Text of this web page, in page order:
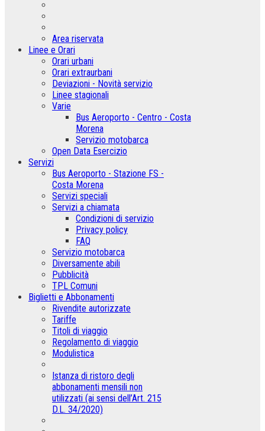
Area riservata
Linee e Orari
Orari urbani
Orari extraurbani
Deviazioni - Novità servizio
Linee stagionali
Varie
Bus Aeroporto - Centro - Costa
Morena
Servizio motobarca
Open Data Esercizio
Servizi
Bus Aeroporto - Stazione FS -
Costa Morena
Servizi speciali
Servizi a chiamata
Condizioni di servizio
Privacy policy
FAQ
Servizio motobarca
Diversamente abili
Pubblicità
TPL Comuni
Biglietti e Abbonamenti
Rivendite autorizzate
Tariffe
Titoli di viaggio
Regolamento di viaggio
Modulistica
Istanza di ristoro degli
abbonamenti mensili non
utilizzati (ai sensi dell’Art. 215
D.L. 34/2020)